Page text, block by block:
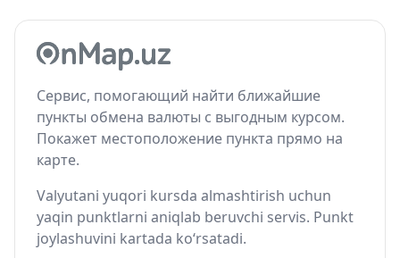
Сервис, помогающий найти ближайшие
пункты обмена валюты с выгодным курсом.
Покажет местоположение пункта прямо на
карте.
Valyutani yuqori kursda almashtirish uchun
yaqin punktlarni aniqlab beruvchi servis. Punkt
joylashuvini kartada ko‘rsatadi.